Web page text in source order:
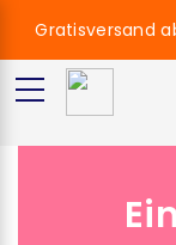
Gratisversand